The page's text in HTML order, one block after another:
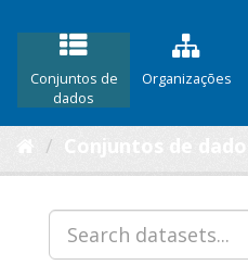
Conjuntos de
dados
Organizações